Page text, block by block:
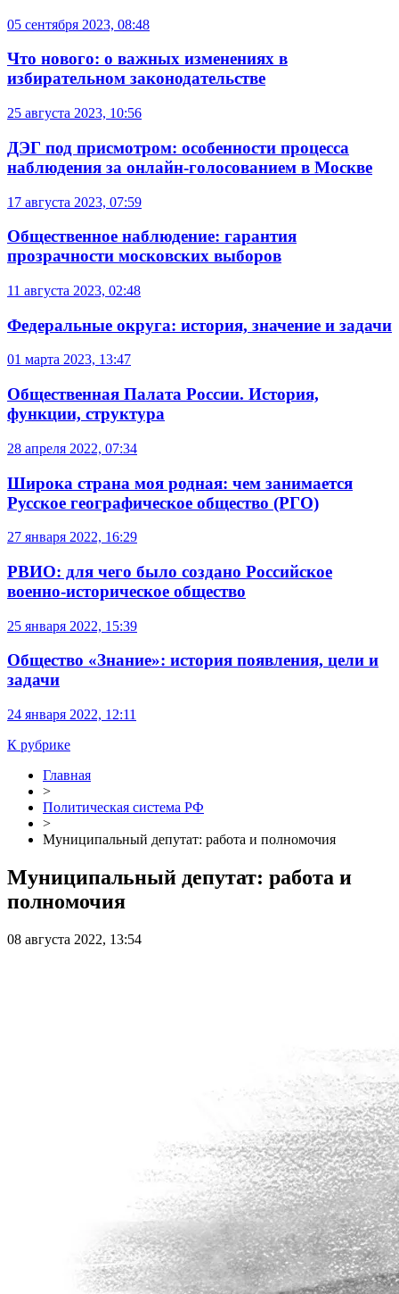
05 сентября 2023, 08:48
Что нового: о важных изменениях в
избирательном законодательстве
25 августа 2023, 10:56
ДЭГ под присмотром: особенности процесса
наблюдения за онлайн-голосованием в Москве
17 августа 2023, 07:59
Общественное наблюдение: гарантия
прозрачности московских выборов
11 августа 2023, 02:48
Федеральные округа: история, значение и задачи
01 марта 2023, 13:47
Общественная Палата России. История,
функции, структура
28 апреля 2022, 07:34
Широка страна моя родная: чем занимается
Русское географическое общество (РГО)
27 января 2022, 16:29
РВИО: для чего было создано Российское
военно-историческое общество
25 января 2022, 15:39
Общество «Знание»: история появления, цели и
задачи
24 января 2022, 12:11
К рубрике
Главная
>
Политическая система РФ
>
Муниципальный депутат: работа и полномочия
Муниципальный депутат: работа и
полномочия
08 августа 2022, 13:54